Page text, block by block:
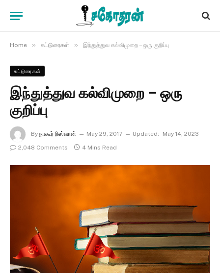
Home » கட்டுரைகள் » இந்துத்துவ கல்விமுறை – ஒரு குறிப்பு
கட்டுரைகள்
இந்துத்துவ கல்விமுறை – ஒரு
குறிப்பு
By நாகூர் ரிஸ்வான் May 29, 2017 Updated:
May 14, 2023
2,048 Comments
4 Mins Read